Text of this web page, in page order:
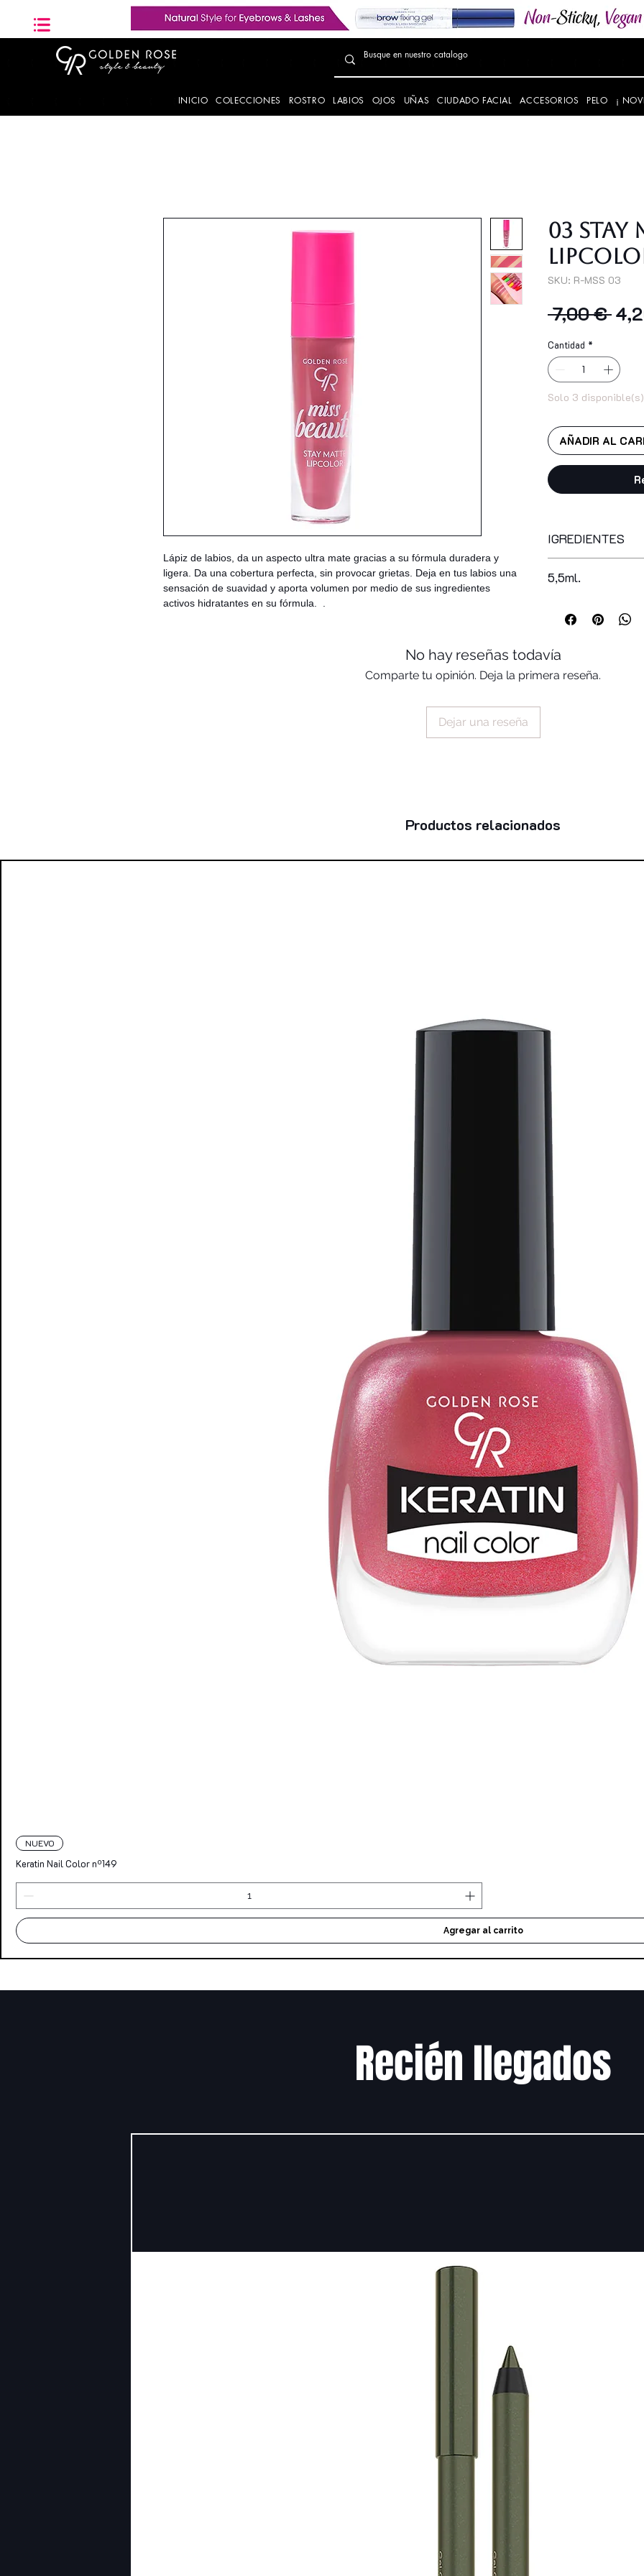
INICIO COLECCIONES ROSTRO LABIOS OJOS UÑAS CIUDADO FACIAL ACCESORIOS PELO ¡
Lápiz de labios, da un aspecto ultra mate gracias a su fórmula duradera y
ligera. Da una cobertura perfecta, sin provocar grietas. Deja en tus labios una
sensación de suavidad y aporta volumen por medio de sus ingredientes
activos hidratantes en su fórmula. .
03 STAY
SKU: R-MSS 03
7,00 €
Cantidad *
Solo 3 disponible(s)
AÑADIR AL
IGREDIENTES
kaolin, synthetic
propylene
soybean
butter
5,5ml.
No hay reseñas todavía
Comparte tu opinión. Deja la primera reseña.
Dejar una reseña
Productos relacionados
NUEVO
Keratin Nail Color nº149
Agregar al carrito
Recién llegados